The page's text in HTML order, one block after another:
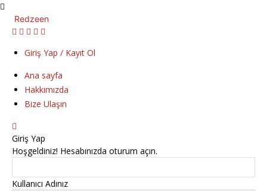
Redzeen
Giriş Yap / Kayıt Ol
Ana sayfa
Hakkımızda
Bize Ulaşın
Giriş Yap
Hoşgeldiniz! Hesabınızda oturum açın.
Kullanıcı Adınız